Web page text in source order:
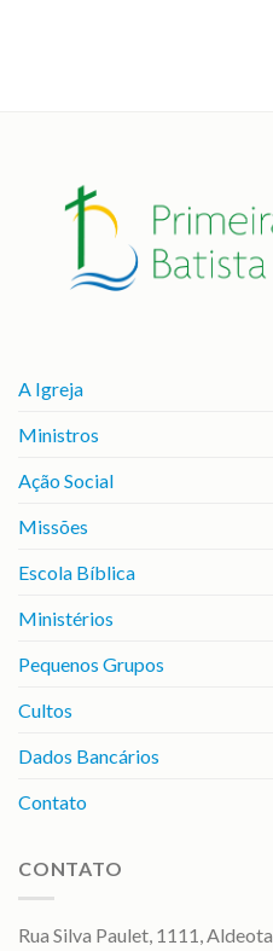
A Igreja
Ministros
Ação Social
Missões
Escola Bíblica
Ministérios
Pequenos Grupos
Cultos
Dados Bancários
Contato
CONTATO
Rua Silva Paulet, 1111, Aldeota